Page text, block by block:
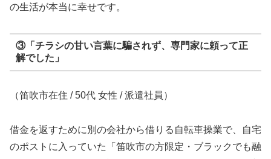
の生活が本当に幸せです。
③「チラシの甘い言葉に騙されず、専門家に頼って正
解でした」
（笛吹市在住 / 50代 女性 / 派遣社員）
借金を返すために別の会社から借りる自転車操業で、自宅
のポストに入っていた「笛吹市の方限定・ブラックでも融